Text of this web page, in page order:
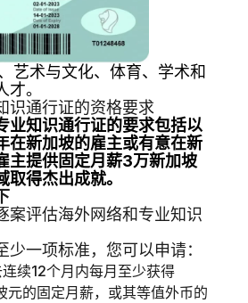
艺术与文化、体育、学术和
。
识通行证的资格要求
业知识通行证的要求包括以
在新加坡的雇主或有意在新
主提供固定月薪3万新加坡
得杰出成就。
案评估海外网络和专业知识
少一项标准，您可以申请：
续12个月内每月至少获得
的固定月薪，或其等值外币的